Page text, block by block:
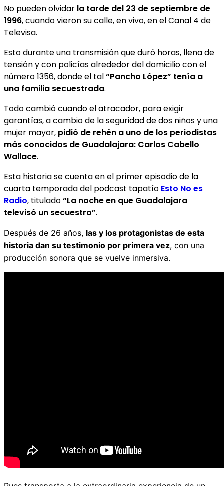
No pueden olvidar la tarde del 23 de septiembre de
1996, cuando vieron su calle, en vivo, en el Canal 4 de
Televisa.
Esto durante una transmisión que duró horas, llena de
tensión y con policías alrededor del domicilio con el
número 1356, donde el tal“Pancho López” tenía a
una familia secuestrada.
Todo cambió cuando el atracador, para exigir
garantías, a cambio de la seguridad de dos niños y una
mujer mayor, pidió de rehén a uno de los periodistas
más conocidos de Guadalajara: Carlos Cabello
Wallace.
Esta historia se cuenta en el primer episodio de la
cuarta temporada del podcast tapatío Esto No es
Radio, titulado“La noche en que Guadalajara
televisó un secuestro”.
Después de 26 años, las y los protagonistas de esta
historia dan su testimonio por primera vez, con una
producción sonora que se vuelve inmersiva.